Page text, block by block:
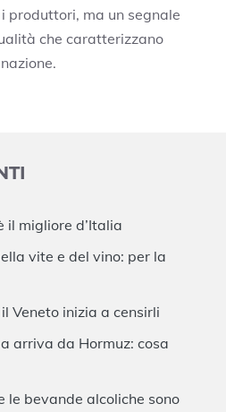
produttori, ma un segnale
che caratterizzano
il migliore d’Italia
vite e del vino: per la
Veneto inizia a censirli
arriva da Hormuz: cosa
le bevande alcoliche sono